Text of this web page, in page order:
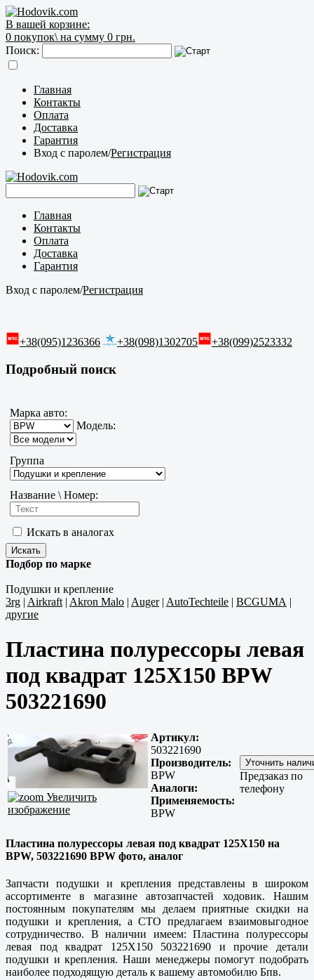
В вашей корзине:
0 покупок\ на сумму 0 грн.
Поиск:
Главная
Контакты
Оплата
Доставка
Гарантия
Вход с паролем/Регистрация
Главная
Контакты
Оплата
Доставка
Гарантия
Вход с паролем/Регистрация
+38(095)1236366 +38(098)1302705 +38(099)2523332
Подробный поиск
Марка авто:
Модель:
Группа
Название \ Номер:
Искать в аналогах
Подбор по марке
Подушки и крепление
3rg | Airkraft| Akron Malo | Auger| AutoTechteile | BCGUMA |
другие
Пластина полурессоры левая
под квадрат 125X150 BPW
503221690
Увеличить
изображение
Артикул:
503221690
Производитель:
BPW
Аналоги:
Применяемость:
BPW
Предзаказ по
телефону
Пластина полурессоры левая под квадрат 125X150 на
BPW, 503221690 BPW фото, аналог
Запчасти подушки и крепления представлены в широком
ассортименте в магазине автозапчастей ходовик. Нашим
постоянным покупателям мы делаем приятные скидки на
подушки и крепления, а СТО предлагаем взаимовыгодное
сотрудничество. В наличии имеем: Пластина полурессоры
левая под квадрат 125X150 503221690 и прочие детали
подушки и крепления. Наши менеджеры помогут подобрать
наиболее подходящую деталь к вашему автомобилю Бпв.